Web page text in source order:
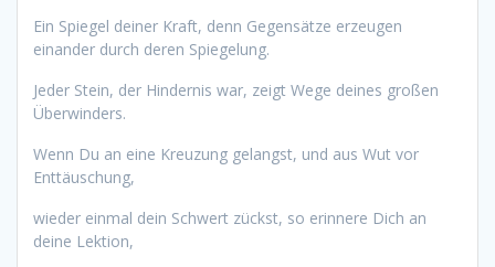
Ein Spiegel deiner Kraft, denn Gegensätze erzeugen
einander durch deren Spiegelung.
Jeder Stein, der Hindernis war, zeigt Wege deines großen
Überwinders.
Wenn Du an eine Kreuzung gelangst, und aus Wut vor
Enttäuschung,
wieder einmal dein Schwert zückst, so erinnere Dich an
deine Lektion,